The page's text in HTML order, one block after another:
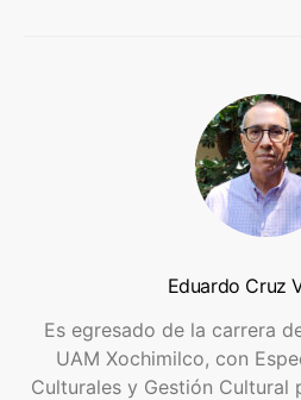
Eduardo Cruz
Es egresado de la carrera
UAM Xochimilco, con
Culturales y Gestión Cultural